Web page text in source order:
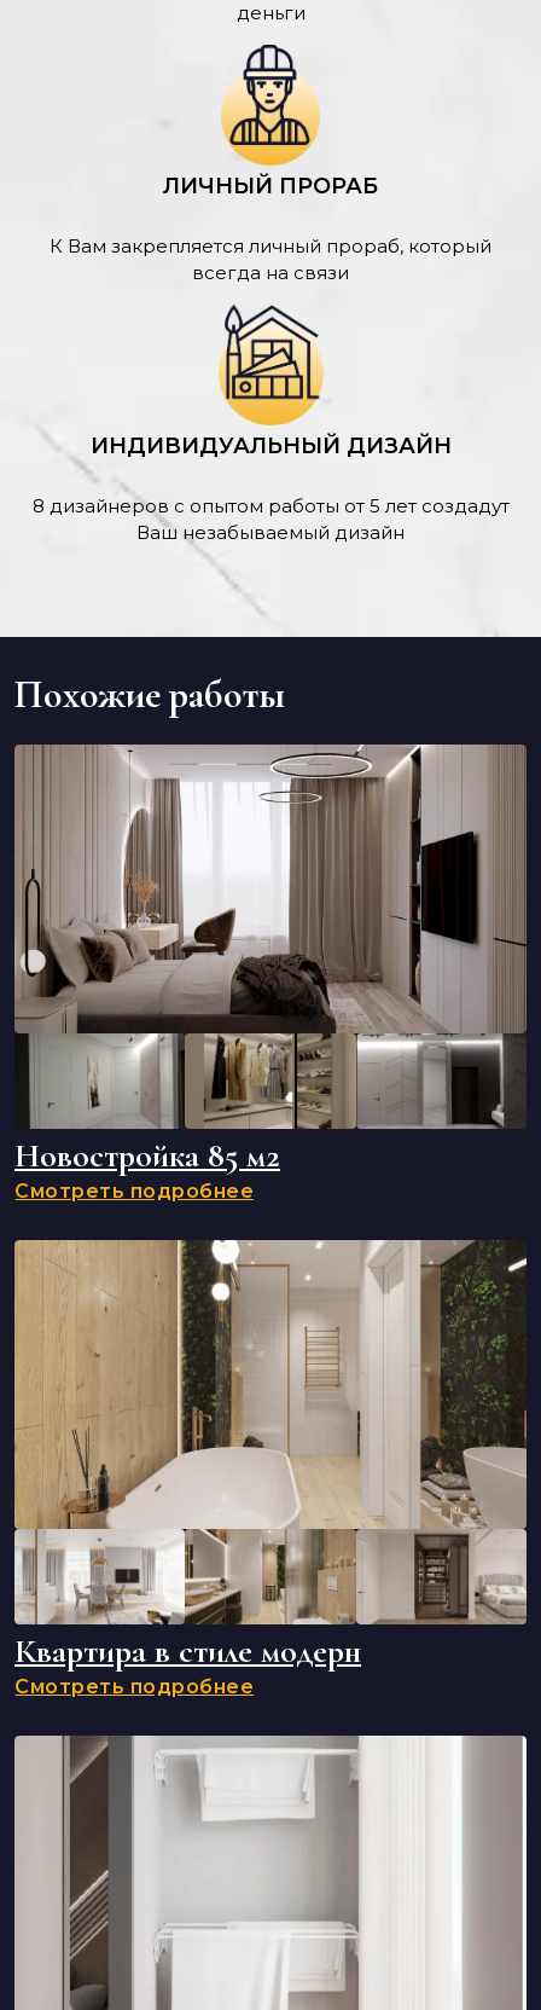
деньги
ЛИЧНЫЙ ПРОРАБ
К Вам закрепляется личный прораб, который
всегда на связи
ИНДИВИДУАЛЬНЫЙ ДИЗАЙН
8 дизайнеров с опытом работы от 5 лет создадут
Ваш незабываемый дизайн
Похожие работы
Новостройка 85 м2
Смотреть подробнее
Квартира в стиле модерн
Смотреть подробнее